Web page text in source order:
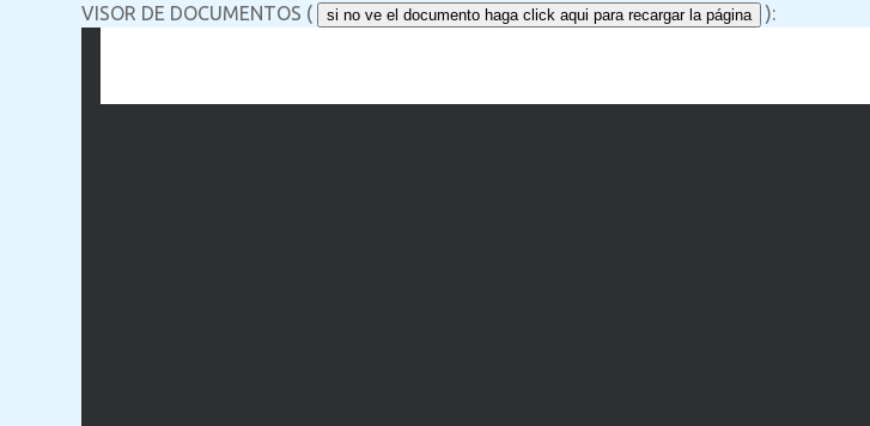
VISOR DE DOCUMENTOS (
si no ve el documento haga click aqui para recargar la página ):